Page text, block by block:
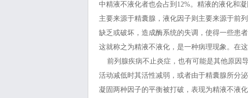
中精液不液化者也会占到12%。精液的液化和
主要来源于精囊腺，液化因子则主要来源于前
缺乏或破坏，造成酶系统的失调，使得一些患
这就称之为精液不液化，是一种病理现象。在
前列腺疾病不止炎症，也有可能是其他原因
活动减低时其活性减弱，或者由于精囊腺所分
凝固两种因子的平衡被打破，表现为精液不液